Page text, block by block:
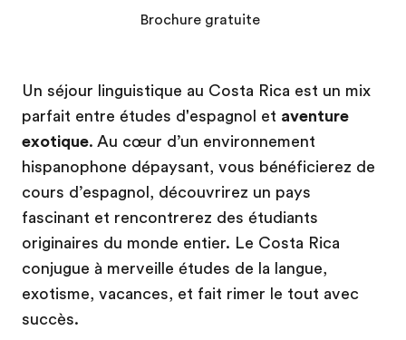
Un séjour linguistique au Costa Rica est un mix
parfait entre études d'espagnol et aventure
exotique. Au cœur d’un environnement
hispanophone dépaysant, vous bénéficierez de
cours d’espagnol, découvrirez un pays
fascinant et rencontrerez des étudiants
originaires du monde entier. Le Costa Rica
conjugue à merveille études de la langue,
exotisme, vacances, et fait rimer le tout avec
succès.
Brochure gratuite